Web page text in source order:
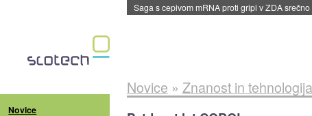
danes
Novice
Novice » Znanost in tehnologija